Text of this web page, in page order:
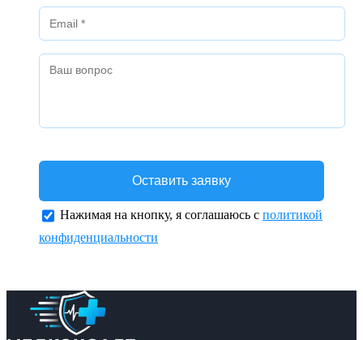
Нажимая на кнопку, я соглашаюсь с политикой
конфиденциальности